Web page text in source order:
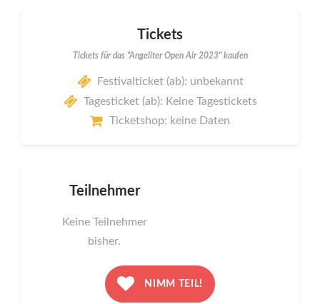
Tickets
Tickets für das "Angeliter Open Air 2023" kaufen
Festivalticket (ab): unbekannt
Tagesticket (ab): Keine Tagestickets
Ticketshop: keine Daten
Teilnehmer
Keine Teilnehmer
bisher.
NIMM TEIL!